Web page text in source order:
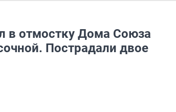
в отмостку Дома Союза
Пострадали двое